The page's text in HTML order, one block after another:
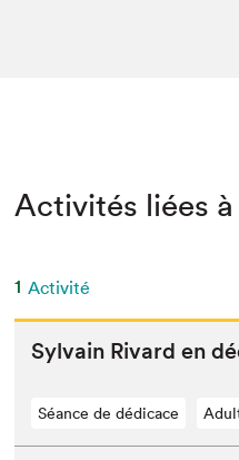
Activités liées
1 Activité
Syl­vain Rivard en
Séance de dédicace